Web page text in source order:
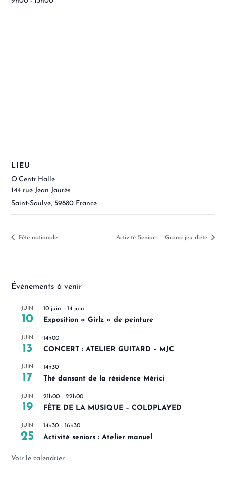
LIEU
O’Centr’Halle
144 rue Jean Jaurès
Saint-Saulve, 59880 France
Fête nationale Activité Seniors – Grand jeu d’été
Évènements à venir
JUIN
10
10 juin - 14 juin
Exposition « Girlz » de peinture
JUIN
13
14h00
CONCERT : ATELIER GUITARD – MJC
JUIN
17
14h30
Thé dansant de la résidence Mérici
JUIN
19
21h00 -22h00
FÊTE DE LA MUSIQUE – COLDPLAYED
JUIN
25
14h30 - 16h30
Activité seniors : Atelier manuel
Voir le calendrier